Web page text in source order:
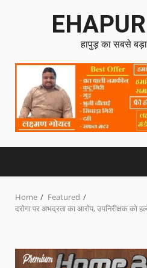
हापुड़ का सबसे
Home
Featured
दरोगा पर अभद्रता का आरोप, उपनिरीक्षक को